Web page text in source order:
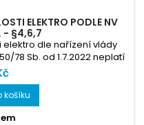
ELEKTRO PODLE NV
- §4,6,7
dle nařízení vlády
78 Sb. od 1.7.2022 neplatí
se zastavte každý všední
košíku